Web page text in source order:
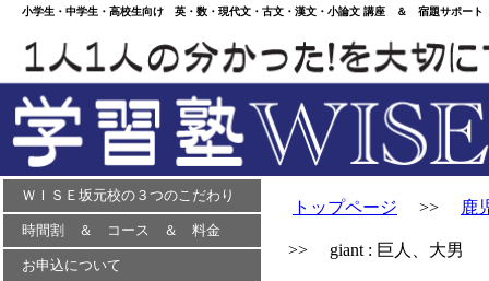
小学生・中学生・高校生向け 英・数・現代文・古文・漢文・小論文 講座 ＆ 宿題サポー
ＷＩＳＥ坂元校の３つのこだわり
時間割 ＆ コース ＆ 料金
お申込について
トップページ >> 鹿
>> giant : 巨人、大男